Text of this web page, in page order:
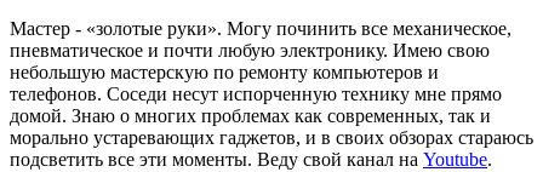
Мастер - «золотые руки». Могу починить все механическое,
пневматическое и почти любую электронику. Имею свою
небольшую мастерскую по ремонту компьютеров и
телефонов. Соседи несут испорченную технику мне прямо
домой. Знаю о многих проблемах как современных, так и
морально устаревающих гаджетов, и в своих обзорах стараюсь
подсветить все эти моменты. Веду свой канал на Youtube.